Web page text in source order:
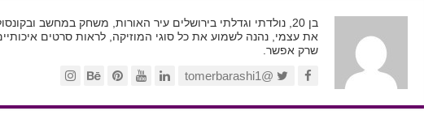
בן 20, נולדתי וגדלתי בירושלים עיר האורות, משחק במחשב
את עצמי, נהנה לשמוע את כל סוגי המוזיקה, לראות סרטים
שרק אפשר.
@tomerbarashi1